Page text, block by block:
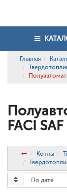
Главная
FACI SAF
Котлы